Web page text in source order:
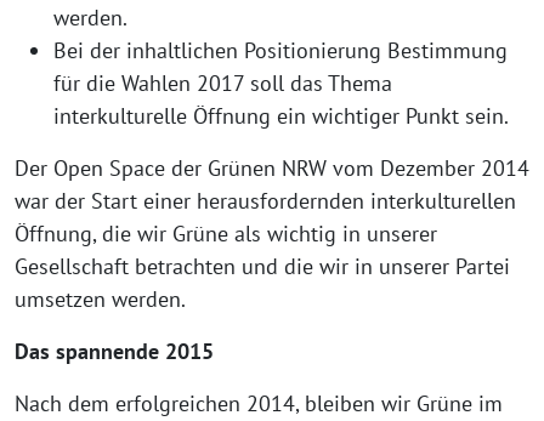
werden.
Bei der inhaltlichen Positionierung Bestimmung
für die Wahlen 2017 soll das Thema
interkulturelle Öffnung ein wichtiger Punkt sein.
Der Open Space der Grünen NRW vom Dezember 2014
war der Start einer herausfordernden interkulturellen
Öffnung, die wir Grüne als wichtig in unserer
Gesellschaft betrachten und die wir in unserer Partei
umsetzen werden.
Das spannende 2015
Nach dem erfolgreichen 2014, bleiben wir Grüne im